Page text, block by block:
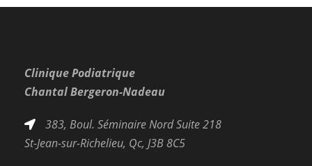
Clinique Podiatrique
Chantal Bergeron-Nadeau
383, Boul. Séminaire Nord Suite 218
St-Jean-sur-Richelieu, Qc, J3B 8C5